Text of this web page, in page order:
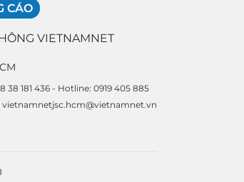
CÁO
VIETNAMNET
38 181 436 - Hotline: 0919 405 885
vietnamnetjsc.hcm@vietnamnet.vn